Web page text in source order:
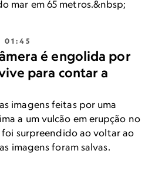
mar em 65 metros.&nbsp;
01:45
é engolida por
para contar a
imagens feitas por uma
a um vulcão em erupção no
surpreendido ao voltar ao
imagens foram salvas.